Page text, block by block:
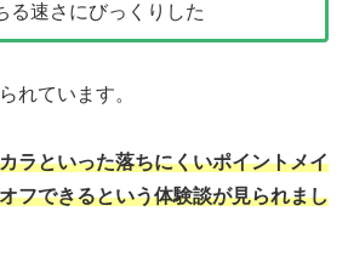
る速さにびっくりした
れています。
ラといった落ちにくいポイントメイ
フできるという体験談が見られまし